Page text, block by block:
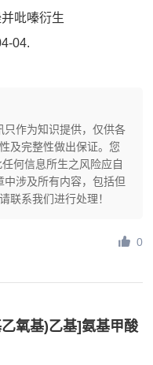
吡嗪衍生
04.
作为知识提供，仅供各
及完整性做出保证。您
何信息所生之风险应自
涉及所有内容，包括但
联系我们进行处理！
0
氧基)乙基]氨基甲酸